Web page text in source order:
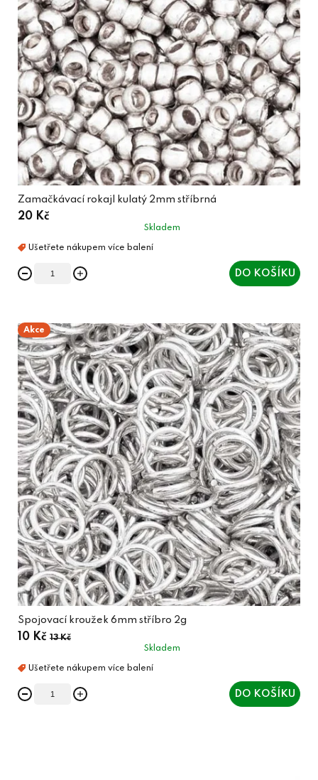
Zamačkávací rokajl kulatý 2mm stříbrná
20 Kč
Skladem
DO KOŠÍKU
Akce
Spojovací kroužek 6mm stříbro 2g
10 Kč 13 Kč
Skladem
DO KOŠÍKU